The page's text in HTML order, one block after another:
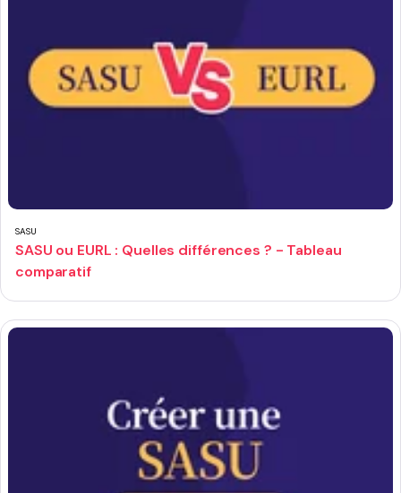
SASU
SASU ou EURL : Quelles différences ? - Tableau
comparatif